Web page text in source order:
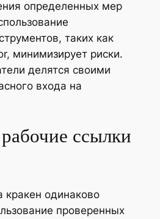
определенных мер
таких как
минимизирует риски.
делятся своими
входа на
ссылки
кракен одинаково
проверенных